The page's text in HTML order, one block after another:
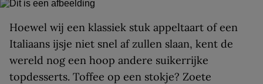
Hoewel wij een klassiek stuk appeltaart of een
Italiaans ijsje niet snel af zullen slaan, kent de
wereld nog een hoop andere suikerrijke
topdesserts. Toffee op een stokje? Zoete